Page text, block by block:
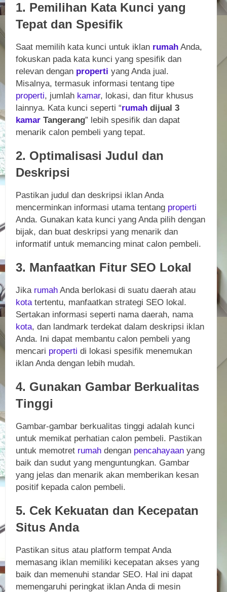
1. Pemilihan Kata Kunci yang
Tepat dan Spesifik
Saat memilih kata kunci untuk iklan rumah Anda,
fokuskan pada kata kunci yang spesifik dan
relevan dengan properti yang Anda jual.
Misalnya, termasuk informasi tentang tipe
properti, jumlah kamar, lokasi, dan fitur khusus
lainnya. Kata kunci seperti “rumah dijual 3
kamar Tangerang” lebih spesifik dan dapat
menarik calon pembeli yang tepat.
2. Optimalisasi Judul dan
Deskripsi
Pastikan judul dan deskripsi iklan Anda
mencerminkan informasi utama tentang properti
Anda. Gunakan kata kunci yang Anda pilih dengan
bijak, dan buat deskripsi yang menarik dan
informatif untuk memancing minat calon pembeli.
3. Manfaatkan Fitur SEO Lokal
Jika rumah Anda berlokasi di suatu daerah atau
kotatertentu, manfaatkan strategi SEO lokal.
Sertakan informasi seperti nama daerah, nama
kota, dan landmark terdekat dalam deskripsi iklan
Anda. Ini dapat membantu calon pembeli yang
mencari properti di lokasi spesifik menemukan
iklan Anda dengan lebih mudah.
4. Gunakan Gambar Berkualitas
Tinggi
Gambar-gambar berkualitas tinggi adalah kunci
untuk memikat perhatian calon pembeli. Pastikan
untuk memotret rumah dengan pencahayaan yang
baik dan sudut yang menguntungkan. Gambar
yang jelas dan menarik akan memberikan kesan
positif kepada calon pembeli.
5. Cek Kekuatan dan Kecepatan
Situs Anda
Pastikan situs atau platform tempat Anda
memasang iklan memiliki kecepatan akses yang
baik dan memenuhi standar SEO. Hal ini dapat
memengaruhi peringkat iklan Anda di mesin